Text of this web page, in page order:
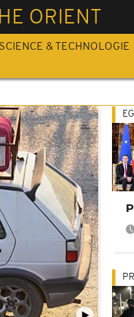
ORIENT
SCIENCE & TECHNOLOGIE